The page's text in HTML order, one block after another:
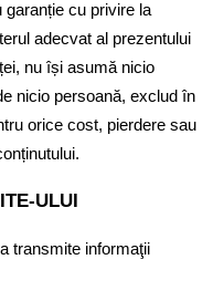
garanție cu privire la
adecvat al prezentului
nu își asumă nicio
nicio persoană, exclud în
orice cost, pierdere sau
ULUI
transmite informaţii